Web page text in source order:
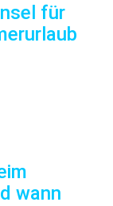
für
wann